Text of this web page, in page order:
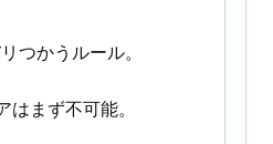
つかうルール。
まず不可能。